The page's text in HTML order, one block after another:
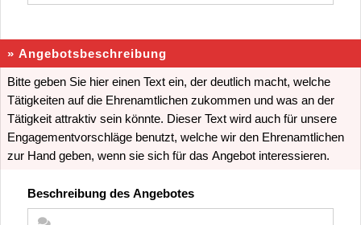
» Angebotsbeschreibung
Bitte geben Sie hier einen Text ein, der deutlich macht, welche
Tätigkeiten auf die Ehrenamtlichen zukommen und was an der
Tätigkeit attraktiv sein könnte. Dieser Text wird auch für unsere
Engagementvorschläge benutzt, welche wir den Ehrenamtlichen
zur Hand geben, wenn sie sich für das Angebot interessieren.
Beschreibung des Angebotes